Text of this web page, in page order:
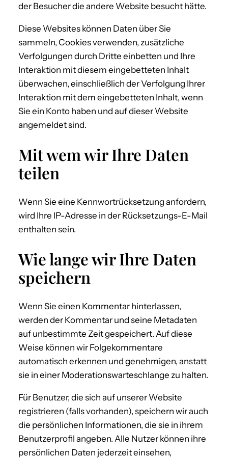
der Besucher die andere Website besucht hätte.
Diese Websites können Daten über Sie
sammeln, Cookies verwenden, zusätzliche
Verfolgungen durch Dritte einbetten und Ihre
Interaktion mit diesem eingebetteten Inhalt
überwachen, einschließlich der Verfolgung Ihrer
Interaktion mit dem eingebetteten Inhalt, wenn
Sie ein Konto haben und auf dieser Website
angemeldet sind.
Mit wem wir Ihre Daten
teilen
Wenn Sie eine Kennwortrücksetzung anfordern,
wird Ihre IP-Adresse in der Rücksetzungs-E-Mail
enthalten sein.
Wie lange wir Ihre Daten
speichern
Wenn Sie einen Kommentar hinterlassen,
werden der Kommentar und seine Metadaten
auf unbestimmte Zeit gespeichert. Auf diese
Weise können wir Folgekommentare
automatisch erkennen und genehmigen, anstatt
sie in einer Moderationswarteschlange zu halten.
Für Benutzer, die sich auf unserer Website
registrieren (falls vorhanden), speichern wir auch
die persönlichen Informationen, die sie in ihrem
Benutzerprofil angeben. Alle Nutzer können ihre
persönlichen Daten jederzeit einsehen,